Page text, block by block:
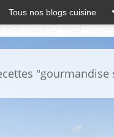
Tous nos blogs cuisine